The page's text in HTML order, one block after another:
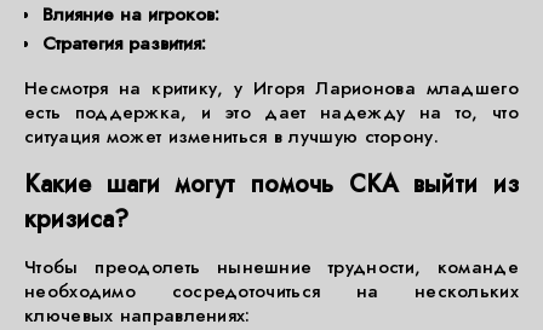
Влияние на игроков:
Стратегия развития:
Несмотря на критику, у Игоря Ларионова младшего
есть поддержка, и это дает надежду на то, что
ситуация может измениться в лучшую сторону.
Какие шаги могут помочь СКА выйти из
кризиса?
Чтобы преодолеть нынешние трудности, команде
необходимо сосредоточиться на нескольких
ключевых направлениях: